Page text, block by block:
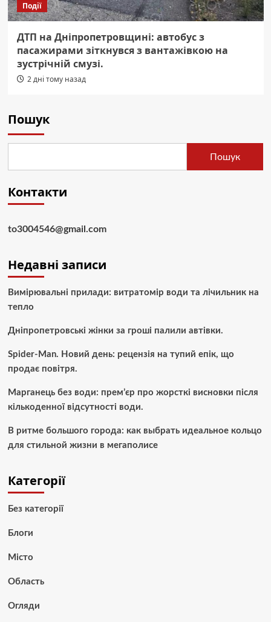
Події
ДТП на Дніпропетровщині: автобус з
пасажирами зіткнувся з вантажівкою на
зустрічній смузі.
2 дні тому назад
Пошук
Пошук
Контакти
to3004546@gmail.com
Недавні записи
Вимірювальні прилади: витратомір води та лічильник на
тепло
Дніпропетровські жінки за гроші палили автівки.
Spider-Man. Новий день: рецензія на тупий епік, що
продає повітря.
Марганець без води: прем’єр про жорсткі висновки після
кількоденної відсутності води.
В ритме большого города: как выбрать идеальное кольцо
для стильной жизни в мегаполисе
Категорії
Без категорії
Блоги
Місто
Область
Огляди